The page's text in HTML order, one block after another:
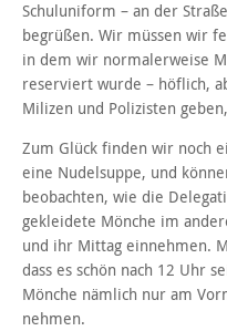
Schuluniform – an der
begrüßen. Wir müssen wir
in dem wir normalerweise
reserviert wurde – höflich,
Milizen und Polizisten
Zum Glück finden wir noch
eine Nudelsuppe, und
beobachten, wie die
gekleidete Mönche im
und ihr Mittag einnehmen.
dass es schön nach 12 Uhr
Mönche nämlich nur am
nehmen.